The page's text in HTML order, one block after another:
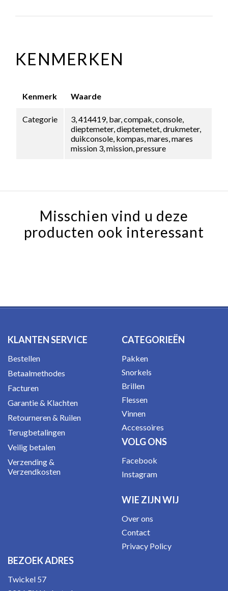
KENMERKEN
Kenmerk Waarde
Categorie
3, 414419, bar, compak, console,
dieptemeter, dieptemetet, drukmeter,
duikconsole, kompas, mares, mares
mission 3, mission, pressure
Misschien vind u deze
producten ook interessant
KLANTEN SERVICE
Bestellen
Betaalmethodes
Facturen
Garantie & Klachten
Retourneren & Ruilen
Terugbetalingen
Veilig betalen
Verzending &
Verzendkosten
CATEGORIEËN
Pakken
Snorkels
Brillen
Flessen
Vinnen
Accessoires
VOLG ONS
Facebook
Instagram
WIE ZIJN WIJ
Over ons
Contact
Privacy Policy
BEZOEK ADRES
Twickel 57